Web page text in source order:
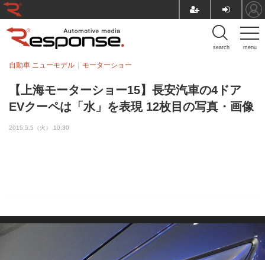
menu
search
【上海モーターショー15】長安汽車の4ドア
EVクーペは「水」を表現 12枚目の写真・画像
自動車 ニューモデル モーターショー
2015.5.5（火） 10:30